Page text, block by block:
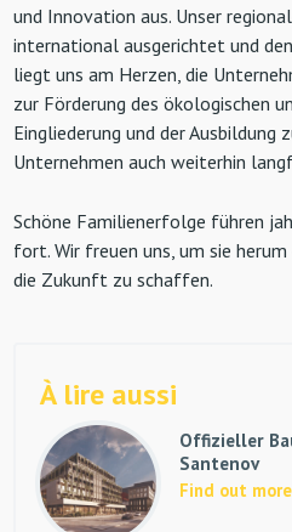
und Innovation aus. Unser
international ausgerichtet und
liegt uns am Herzen, die
zur Förderung des ökologischen
Eingliederung und der Ausbildung
Unternehmen auch weiterhin
Schöne Familienerfolge führen
fort. Wir freuen uns, um sie
die Zukunft zu schaffen.
À lire aussi
Offizieller
Santenov
Find out more